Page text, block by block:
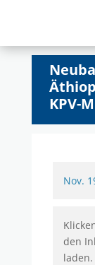
KPV-
Nov.
den
laden.